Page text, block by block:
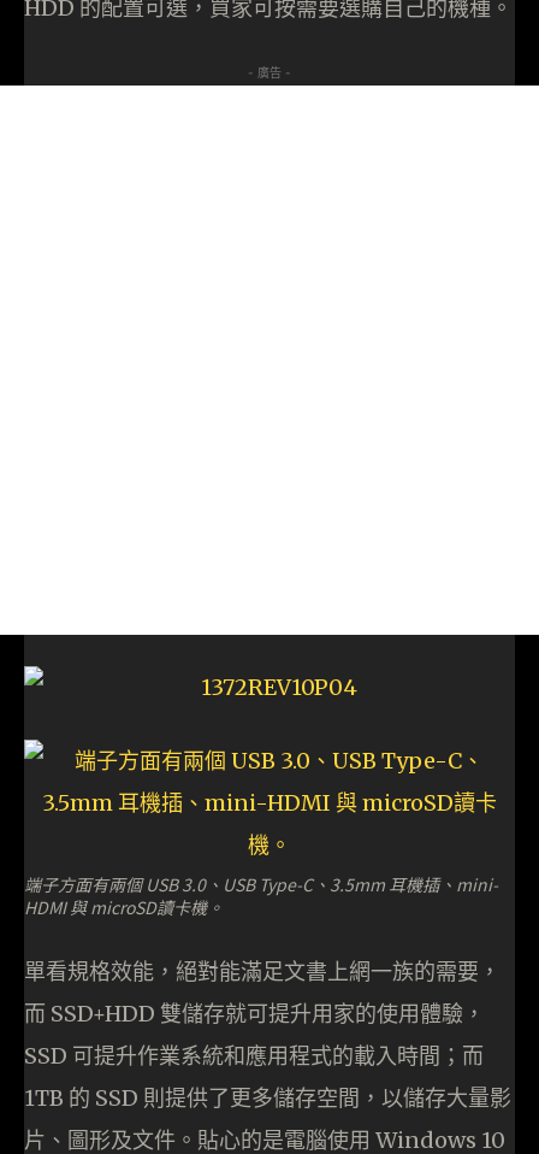
HDD 的配置可選，買家可按需要選購自己的機種。
- 廣告 -
端子方面有兩個 USB 3.0、USB Type-C、3.5mm 耳機插、mini-
HDMI 與 microSD讀卡機。
單看規格效能，絕對能滿足文書上網一族的需要，
而 SSD+HDD 雙儲存就可提升用家的使用體驗，
SSD 可提升作業系統和應用程式的載入時間；而
1TB 的 SSD 則提供了更多儲存空間，以儲存大量影
片、圖形及文件。貼心的是電腦使用 Windows 10